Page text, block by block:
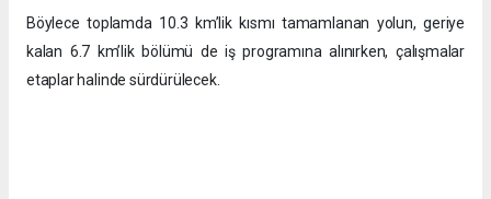
Böylece toplamda 10.3 km’lik kısmı tamamlanan yolun, geriye
kalan 6.7 km’lik bölümü de iş programına alınırken, çalışmalar
etaplar halinde sürdürülecek.